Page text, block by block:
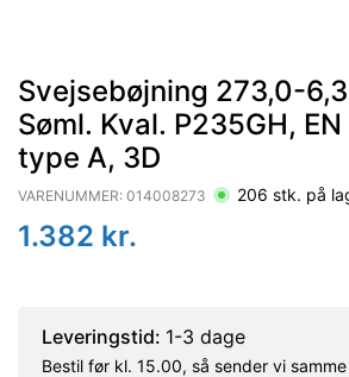
Svejsebøjning 273,0-
Søml. Kval. P235GH,
type A, 3D
VARENUMMER: 014008273 206 stk. på
1.382 kr.
Leveringstid: 1-3 dage
Bestil før kl. 15.00, så sender vi